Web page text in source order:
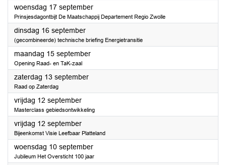
woensdag 17 september2025
Prinsjesdagontbijt De Maatschappij Departement Regio Zwolle
dinsdag 16 september2025
(gecombineerde) technische briefing Energietransitie
maandag 15 september2025
Opening Raad- en TaK-zaal
zaterdag 13 september2025
Raad op Zaterdag
vrijdag 12 september2025
Masterclass gebiedsontwikkeling
vrijdag 12 september2025
Bijeenkomst Visie Leefbaar Platteland
woensdag 10 september2025
Jubileum Het Oversticht 100 jaar